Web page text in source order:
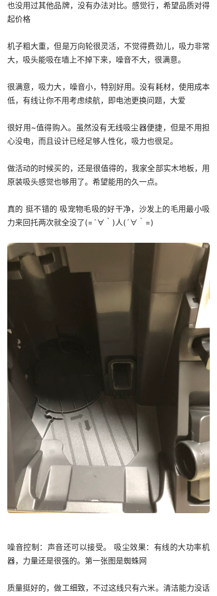
也没用过其他品牌，没有办法对比。感觉行，希望品质对得
起价格
机子粗大重，但是万向轮很灵活，不觉得费劲儿，吸力非常
大，吸头能吸在墙上不掉下来，噪音不大，很满意。
很满意，吸力大，噪音小，特别好用。没有耗材，使用成本
低，有线让你不用考虑续航，即电池更换问题，大爱
很好用~值得购入。虽然没有无线吸尘器便捷，但是不用担
心没电，而且设计已经足够人性化，吸力也很足。
做活动的时候买的，还是很值得的，我家全部实木地板，用
原装吸头感觉也够用了。希望能用的久一点。
真的 挺不错的 吸宠物毛吸的好干净，沙发上的毛用最小吸
力来回托两次就全没了(=´∀｀)人(´∀｀=)
噪音控制：声音还可以接受。 吸尘效果：有线的大功率机
器，力量还是很强的。第一张图是蜘蛛网
质量挺好的，做工细致，不过这线只有六米。清洁能力没话